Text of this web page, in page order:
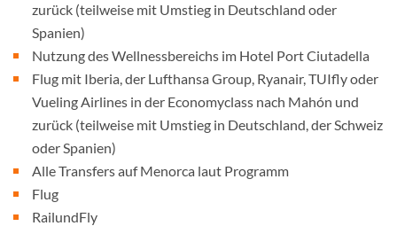
zurück (teilweise mit Umstieg in Deutschland oder
Spanien)
Nutzung des Wellnessbereichs im Hotel Port Ciutadella
Flug mit Iberia, der Lufthansa Group, Ryanair, TUIfly oder
Vueling Airlines in der Economyclass nach Mahón und
zurück (teilweise mit Umstieg in Deutschland, der Schweiz
oder Spanien)
Alle Transfers auf Menorca laut Programm
Flug
RailundFly